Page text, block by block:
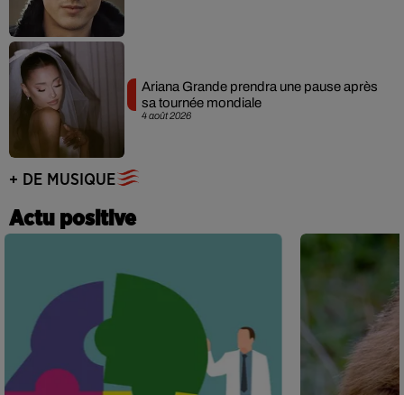
4 août 2026
Ariana Grande prendra une pause après
sa tournée mondiale
+ DE MUSIQUE
Actu positive